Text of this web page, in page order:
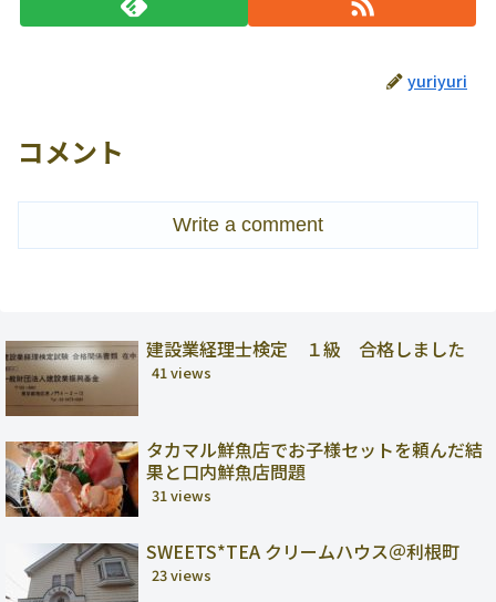
yuriyuri
コメント
Write a comment
建設業経理士検定 １級 合格しました
41 views
タカマル鮮魚店でお子様セットを頼んだ結
果と口内鮮魚店問題
31 views
SWEETS*TEA クリームハウス＠利根町
23 views